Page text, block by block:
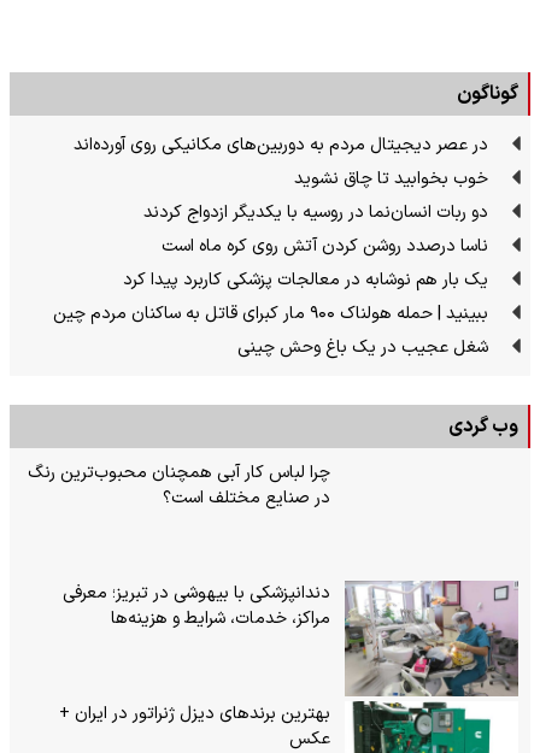
گوناگون
در عصر دیجیتال مردم به دوربین‌های مکانیکی روی آورده‌اند
خوب بخوابید تا چاق نشوید
دو ربات انسان‌نما در روسیه با یکدیگر ازدواج کردند
ناسا درصدد روشن کردن آتش روی کره ماه است
یک بار هم نوشابه در معالجات پزشکی کاربرد پیدا کرد
ببینید | حمله هولناک ۹۰۰ مار کبرای قاتل به ساکنان مردم چین
شغل عجیب در یک باغ وحش چینی
وب گردی
چرا لباس کار آبی همچنان محبوب‌ترین رنگ
در صنایع مختلف است؟
دندانپزشکی با بیهوشی در تبریز؛ معرفی
مراکز، خدمات، شرایط و هزینه‌ها
بهترین برندهای دیزل ژنراتور در ایران +
عکس